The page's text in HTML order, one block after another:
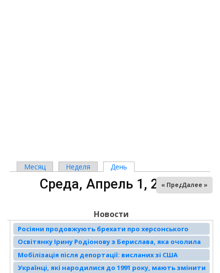
Главные вкладки
Месяц Неделя День
Среда, Апрель 1, 2026
« ПредДалее »
Новости
Росіяни продовжують брехати про херсонського
військового, який проситься до них у полон. Як
«доказ» вони навіть зняли постановочне відео
Освітянку Ірину Родіонову з Берислава, яка очолила
окупаційну школу, засудили до трьох років тюрми
Мобілізація після депортації: висланих зі США
українців одразу передають ТЦК
Українці, які народилися до 1991 року, мають змінити